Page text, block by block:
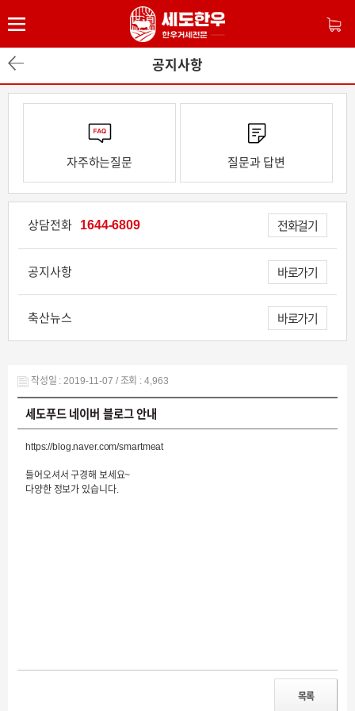
공지사항
자주하는질문 질문과 답변
상담전화 1644-6809 전화걸기
공지사항 바로가기
축산뉴스 바로가기
작성일 : 2019-11-07 / 조회 : 4,963
세도푸드 네이버 블로그 안내
https://blog.naver.com/smartmeat
들어오셔서 구경해 보세요~
다양한 정보가 있습니다.​
목록